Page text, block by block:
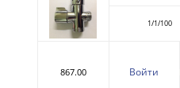
1/1/100
867.00 Войти